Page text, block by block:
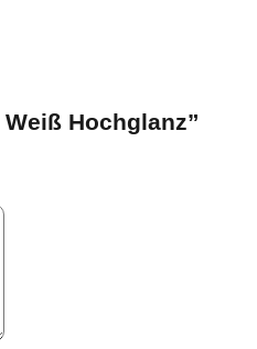
Hochglanz”